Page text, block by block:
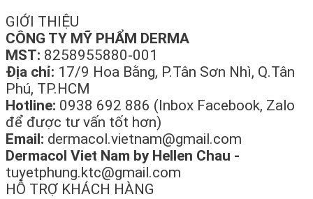
GIỚI THIỆU
CÔNG TY MỸ PHẨM DERMA
MST: 8258955880-001
Địa chỉ: 17/9 Hoa Bằng, P.Tân Sơn Nhì, Q.Tân
Phú, TP.HCM
Hotline: 0938 692 886 (Inbox Facebook, Zalo
để được tư vấn tốt hơn)
Email: dermacol.vietnam@gmail.com
Dermacol Viet Nam by Hellen Chau -
tuyetphung.ktc@gmail.com
HỖ TRỢ KHÁCH HÀNG